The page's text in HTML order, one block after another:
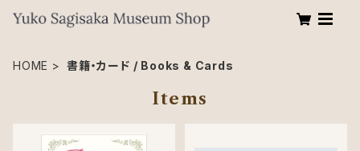
HOME 書籍・カード / Books & Cards
Items